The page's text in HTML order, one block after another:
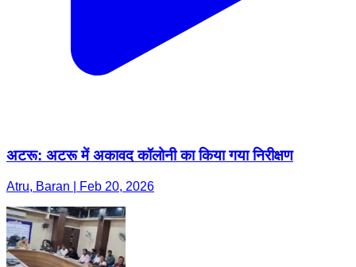
अटरू: अटरू में अकावद कॉलोनी का किया गया निरीक्षण
Atru, Baran | Feb 20, 2026